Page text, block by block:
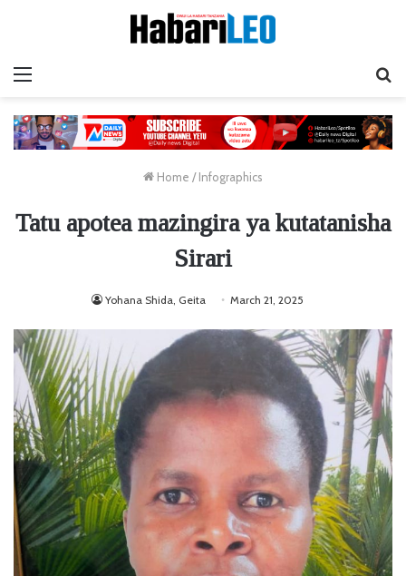
Home / Infographics
Tatu apotea mazingira ya kutatanisha
Sirari
Yohana Shida, Geita March 21, 2025